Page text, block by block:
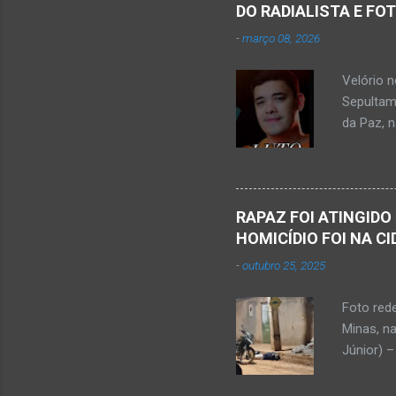
Minas.
Rosa,
DO RADIALISTA E
-março 08, 2026
Velório
da Paz,
desse
Nardone
Sílvio da
desde
Que o
RAPAZ FOI
HOMICÍDIO FOI NA
-outubro 25, 2025
Foto
Minas,
Júnior)